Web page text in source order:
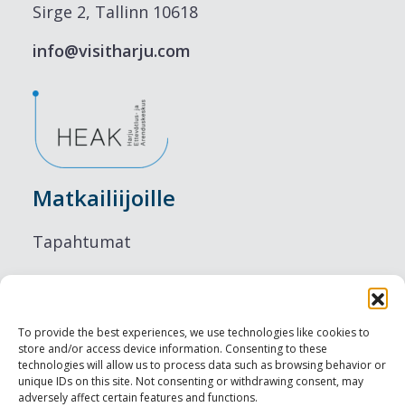
To provide the best experiences, we use technologies like cookies to
store and/or access device information. Consenting to these
technologies will allow us to process data such as browsing behavior or
unique IDs on this site. Not consenting or withdrawing consent, may
adversely affect certain features and functions.
Sirge 2, Tallinn 10618
info@visitharju.com
Matkailiijoille
Tapahtumat
Ruokailu
Nähtävyydet